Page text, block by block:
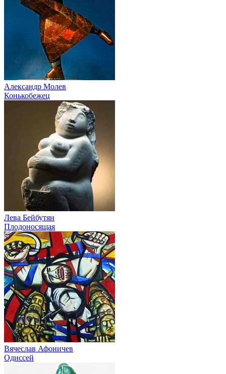
Александр Молев
Конькобежец
Лева Бейбутян
Плодоносящая
Вячеслав Афоничев
Одиссей